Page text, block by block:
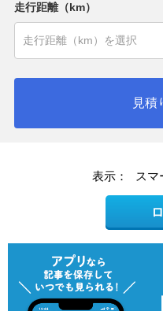
走行距離（km）
見積
表示： スマ